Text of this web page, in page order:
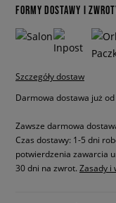
FORMY DOSTAWY I
Szczegóły dostaw
Darmowa dostawa już od
Zawsze darmowa
Czas dostawy: 1-5 dni
potwierdzenia zawarcia
30 dni na zwrot. Zasady i